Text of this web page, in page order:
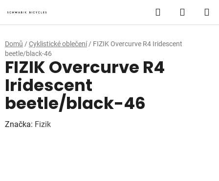
na
obsah
Hledat
KOŠÍK
Domů / Cyklistické oblečení / FIZIK Overcurve R4 Iridescent
beetle/black-46
FIZIK Overcurve R4
Iridescent
beetle/black-46
Značka: Fizik